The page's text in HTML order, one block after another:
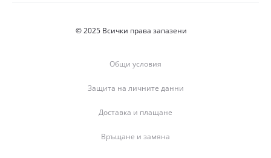
© 2025 Всички права запазени
Общи условия
Защита на личните данни
Доставка и плащане
Връщане и замяна